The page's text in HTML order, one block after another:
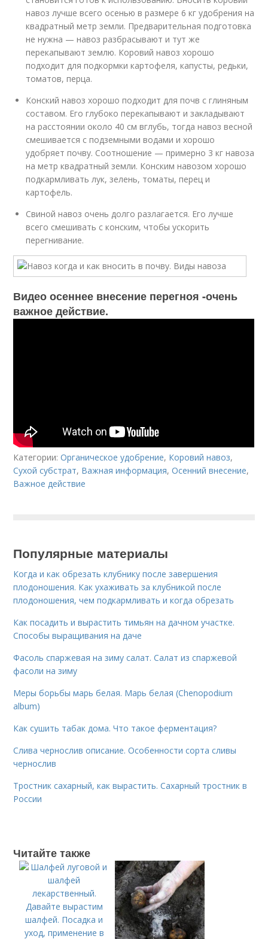
навоз лучше всего осенью в размере 6 кг удобрения на
квадратный метр земли. Предварительная подготовка
не нужна — навоз разбрасывают и тут же
перекапывают землю. Коровий навоз хорошо
подходит для подкормки картофеля, капусты, редьки,
томатов, перца.
Конский навоз хорошо подходит для почв с глиняным
составом. Его глубоко перекапывают и закладывают
на расстоянии около 40 см вглубь, тогда навоз весной
смешивается с подземными водами и хорошо
удобряет почву. Соотношение — примерно 3 кг навоза
на метр квадратный земли. Конским навозом хорошо
подкармливать лук, зелень, томаты, перец и
картофель.
Свиной навоз очень долго разлагается. Его лучше
всего смешивать с конским, чтобы ускорить
перегнивание.
Видео осеннее внесение перегноя -очень
важное действие.
Категории:Органическое удобрение, Коровий навоз,
Сухой субстрат, Важная информация,Осенний внесение,
Важное действие
Популярные материалы
Когда и как обрезать клубнику после завершения
плодоношения. Как ухаживать за клубникой после
плодоношения, чем подкармливать и когда обрезать
Как посадить и вырастить тимьян на дачном участке.
Способы выращивания на даче
Фасоль спаржевая на зиму салат. Салат из спаржевой
фасоли на зиму
Меры борьбы марь белая. Марь белая (Chenopodium
album)
Как сушить табак дома. Что такое ферментация?
Слива чернослив описание. Особенности сорта сливы
чернослив
Тростник сахарный, как вырастить. Сахарный тростник в
России
Читайте также